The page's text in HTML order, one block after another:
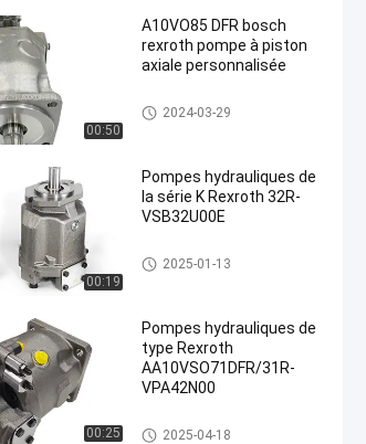
00:50
A10VO85 DFR bosch
rexroth pompe à piston
axiale personnalisée
Pompes hydrauliques Rexroth
2024-03-29
00:19
Pompes hydrauliques de
la série K Rexroth 32R-
VSB32U00E
Pompes hydrauliques Rexroth
2025-01-13
00:25
Pompes hydrauliques de
type Rexroth
AA10VSO71DFR/31R-
VPA42N00
Pompes hydrauliques Rexroth
2025-04-18